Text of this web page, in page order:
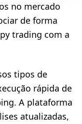
no mercado
de forma
trading com a
tipos de
rápida de
A plataforma
atualizadas,